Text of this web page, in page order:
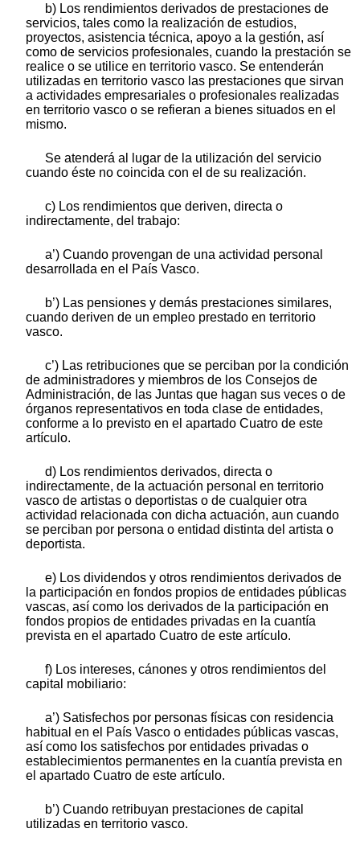
b) Los rendimientos derivados de prestaciones de
servicios, tales como la realización de estudios,
proyectos, asistencia técnica, apoyo a la gestión, así
como de servicios profesionales, cuando la prestación se
realice o se utilice en territorio vasco. Se entenderán
utilizadas en territorio vasco las prestaciones que sirvan
a actividades empresariales o profesionales realizadas
en territorio vasco o se refieran a bienes situados en el
mismo.
Se atenderá al lugar de la utilización del servicio
cuando éste no coincida con el de su realización.
c) Los rendimientos que deriven, directa o
indirectamente, del trabajo:
a’) Cuando provengan de una actividad personal
desarrollada en el País Vasco.
b’) Las pensiones y demás prestaciones similares,
cuando deriven de un empleo prestado en territorio
vasco.
c’) Las retribuciones que se perciban por la condición
de administradores y miembros de los Consejos de
Administración, de las Juntas que hagan sus veces o de
órganos representativos en toda clase de entidades,
conforme a lo previsto en el apartado Cuatro de este
artículo.
d) Los rendimientos derivados, directa o
indirectamente, de la actuación personal en territorio
vasco de artistas o deportistas o de cualquier otra
actividad relacionada con dicha actuación, aun cuando
se perciban por persona o entidad distinta del artista o
deportista.
e) Los dividendos y otros rendimientos derivados de
la participación en fondos propios de entidades públicas
vascas, así como los derivados de la participación en
fondos propios de entidades privadas en la cuantía
prevista en el apartado Cuatro de este artículo.
f) Los intereses, cánones y otros rendimientos del
capital mobiliario:
a’) Satisfechos por personas físicas con residencia
habitual en el País Vasco o entidades públicas vascas,
así como los satisfechos por entidades privadas o
establecimientos permanentes en la cuantía prevista en
el apartado Cuatro de este artículo.
b’) Cuando retribuyan prestaciones de capital
utilizadas en territorio vasco.